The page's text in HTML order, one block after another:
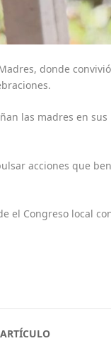
donde
las madres en sus
acciones que
el Congreso local